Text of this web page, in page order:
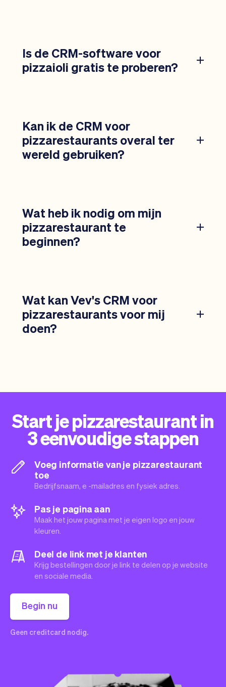
Is de CRM-software voor
pizzaioli gratis te proberen?
Kan ik de CRM voor
pizzarestaurants overal ter
wereld gebruiken?
Wat heb ik nodig om mijn
pizzarestaurant te
beginnen?
Wat kan Vev's CRM voor
pizzarestaurants voor mij
doen?
Start je pizzarestaurant in
3 eenvoudige stappen
Voeg informatie van je pizzarestaurant
toe
Bedrijfsnaam, e -mailadres en fysiek adres.
Pas je pagina aan
Maak het jouw pagina met je eigen logo en jouw
kleuren.
Deel de link met je klanten
Krijg bestellingen door je link te delen op je website
en sociale media.
Begin nu
Geen creditcard nodig.